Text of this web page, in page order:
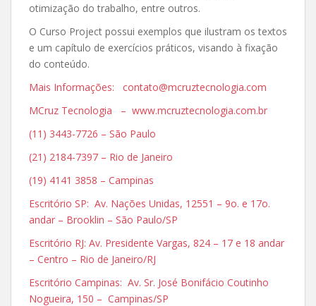
otimização do trabalho, entre outros.
O Curso Project possui exemplos que ilustram os textos
e um capítulo de exercícios práticos, visando à fixação
do conteúdo.
Mais Informações: contato@mcruztecnologia.com
MCruz Tecnologia – www.mcruztecnologia.com.br
(11) 3443-7726 – São Paulo
(21) 2184-7397 – Rio de Janeiro
(19) 4141 3858 – Campinas
Escritório SP: Av. Nações Unidas, 12551 – 9o. e 17o.
andar – Brooklin – São Paulo/SP
Escritório RJ: Av. Presidente Vargas, 824 – 17 e 18 andar
– Centro – Rio de Janeiro/RJ
Escritório Campinas: Av. Sr. José Bonifácio Coutinho
Nogueira, 150 – Campinas/SP